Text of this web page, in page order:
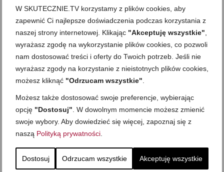
W SKUTECZNIE.TV korzystamy z plików cookies, aby
zapewnić Ci najlepsze doświadczenia podczas korzystania z
naszej strony internetowej. Klikając "Akceptuję wszystkie"
wyrażasz zgodę na wykorzystanie plików cookies, co pozwoli
nam dostosować treści i oferty do Twoich potrzeb. Jeśli nie
wyrażasz zgody na korzystanie z nieistotnych plików cookies,
możesz kliknąć "Odrzucam wszystkie"
Możesz także dostosować swoje preferencje, wybierając
opcję "Dostosuj" . W dowolnym momencie możesz zmienić
swoje wybory. Aby dowiedzieć się więcej, zapoznaj się z
naszą Polityką prywatności
Dostosuj Odrzucam wszystkie Akceptuję wszystkie